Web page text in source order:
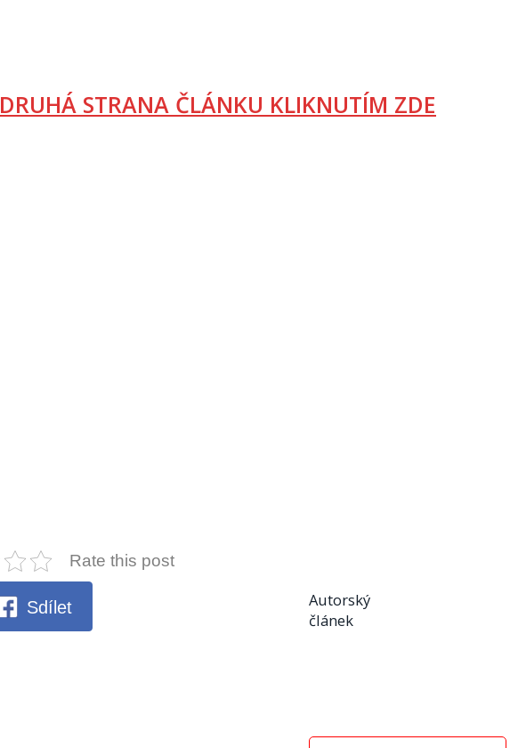
DRUHÁ STRANA ČLÁNKU KLIKNUTÍM ZDE
Rate this post
Sdílet
Autorský
článek